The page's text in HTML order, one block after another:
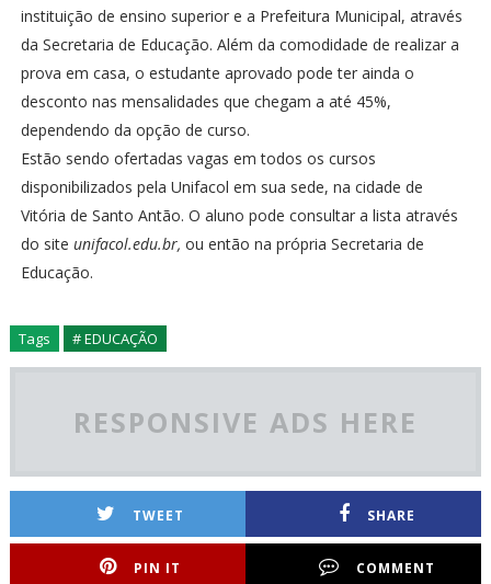
instituição de ensino superior e a Prefeitura Municipal, através
da Secretaria de Educação. Além da comodidade de realizar a
prova em casa, o estudante aprovado pode ter ainda o
desconto nas mensalidades que chegam a até 45%,
dependendo da opção de curso.
Estão sendo ofertadas vagas em todos os cursos
disponibilizados pela Unifacol em sua sede, na cidade de
Vitória de Santo Antão. O aluno pode consultar a lista através
do site unifacol.edu.br, ou então na própria Secretaria de
Educação.
Tags # EDUCAÇÃO
RESPONSIVE ADS HERE
TWEET SHARE
PIN IT COMMENT